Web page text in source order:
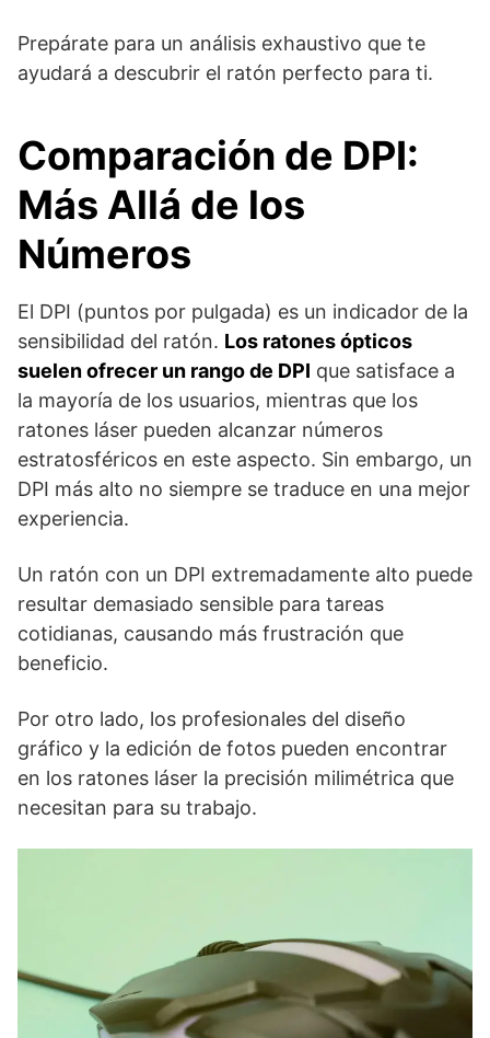
Prepárate para un análisis exhaustivo que te
ayudará a descubrir el ratón perfecto para ti.
Comparación de DPI:
Más Allá de los
Números
El DPI (puntos por pulgada) es un indicador de la
sensibilidad del ratón. Los ratones ópticos
suelen ofrecer un rango de DPI que satisface a
la mayoría de los usuarios, mientras que los
ratones láser pueden alcanzar números
estratosféricos en este aspecto. Sin embargo, un
DPI más alto no siempre se traduce en una mejor
experiencia.
Un ratón con un DPI extremadamente alto puede
resultar demasiado sensible para tareas
cotidianas, causando más frustración que
beneficio.
Por otro lado, los profesionales del diseño
gráfico y la edición de fotos pueden encontrar
en los ratones láser la precisión milimétrica que
necesitan para su trabajo.